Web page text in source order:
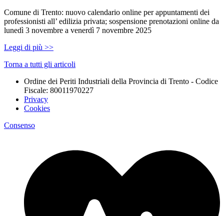
Comune di Trento: nuovo calendario online per appuntamenti dei
professionisti all’ edilizia privata; sospensione prenotazioni online da
lunedì 3 novembre a venerdì 7 novembre 2025
Leggi di più >>
Torna a tutti gli articoli
Ordine dei Periti Industriali della Provincia di Trento - Codice
Fiscale: 80011970227
Privacy
Cookies
Consenso